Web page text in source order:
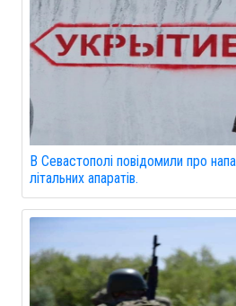
В Севастополі повідомили про
літальних апаратів.